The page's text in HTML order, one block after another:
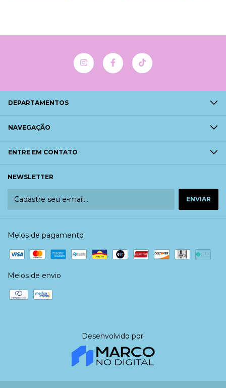
DEPARTAMENTOS
NAVEGAÇÃO
ENTRE EM CONTATO
NEWSLETTER
Meios de pagamento
Meios de envio
Desenvolvido por: